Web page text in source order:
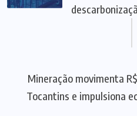
Mineração movimenta
Tocantins e impulsiona